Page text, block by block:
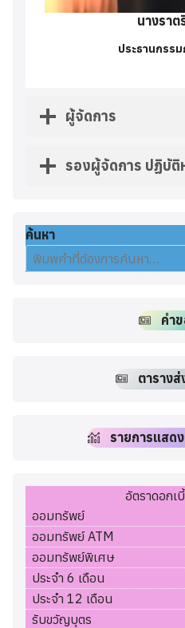
นางราต
ประธานกรร
ผู้จัดการ
รองผู้จัดการ ปฏิบัติ
ค้นหา
คำ
ตารางส่
รายการแสด
อัตราดอกเ
ออมทรัพย์
ออมทรัพย์ ATM
ออมทรัพย์พิเศษ
ประจำ 6 เดือน
ประจำ 12 เดือน
รับขวัญบุตร